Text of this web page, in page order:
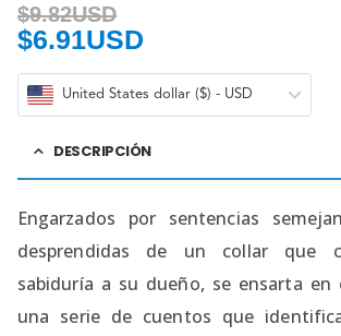
$9.82USD
$6.91USD
United States dollar ($) - USD
DESCRIPCIÓN
Engarzados por sentencias
desprendidas de un collar que
sabiduría a su dueño, se ensarta en
una serie de cuentos que